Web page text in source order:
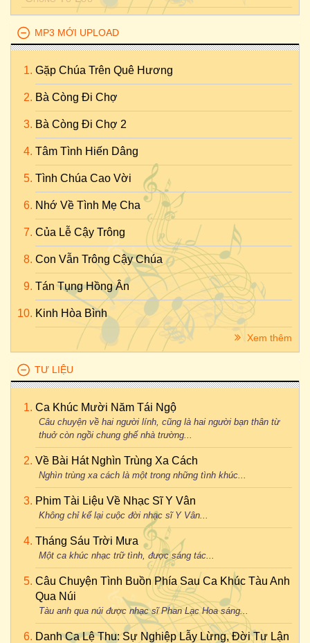
MP3 MỚI UPLOAD
Gặp Chúa Trên Quê Hương
Bà Còng Đi Chợ
Bà Còng Đi Chợ 2
Tâm Tình Hiến Dâng
Tình Chúa Cao Vời
Nhớ Về Tình Mẹ Cha
Của Lễ Cậy Trông
Con Vẫn Trông Cậy Chúa
Tán Tụng Hồng Ân
Kinh Hòa Bình
Xem thêm
TƯ LIỆU
Ca Khúc Mười Năm Tái Ngộ
Câu chuyện về hai người lính, cũng là hai người bạn thân từ
thuở còn ngồi chung ghế nhà trường...
Về Bài Hát Nghìn Trùng Xa Cách
Nghìn trùng xa cách là một trong những tình khúc...
Phim Tài Liệu Về Nhạc Sĩ Y Vân
Không chỉ kể lại cuộc đời nhạc sĩ Y Vân...
Tháng Sáu Trời Mưa
Một ca khúc nhạc trữ tình, được sáng tác...
Câu Chuyện Tình Buồn Phía Sau Ca Khúc Tàu Anh
Qua Núi
Tàu anh qua núi được nhạc sĩ Phan Lạc Hoa sáng...
Danh Ca Lệ Thu: Sự Nghiệp Lẫy Lừng, Đời Tư Lận